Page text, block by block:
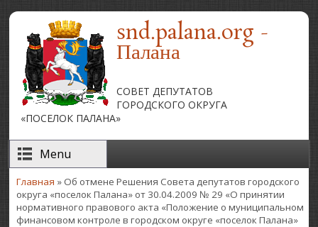
Перейти к основному содержаниюsnd.palana.org -
Палана
СОВЕТ ДЕПУТАТОВ
ГОРОДСКОГО ОКРУГА
«ПОСЕЛОК ПАЛАНА»
Menu
Вы здесь
Главная » Об отмене Решения Совета депутатов городского
округа «поселок Палана» от 30.04.2009 № 29 «О принятии
нормативного правового акта «Положение о муниципальном
финансовом контроле в городском округе «поселок Палана»